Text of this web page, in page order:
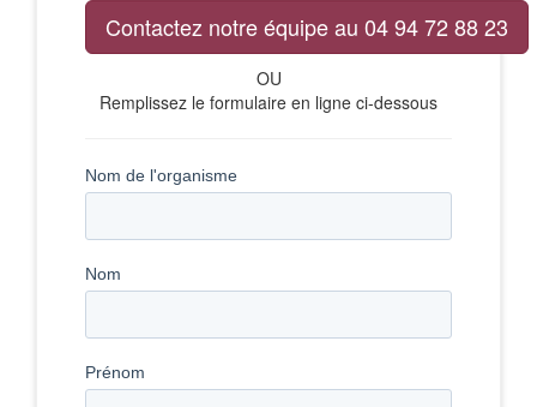
Contactez notre équipe au 04 94 72 88 23
OU
Remplissez le formulaire en ligne ci-dessous